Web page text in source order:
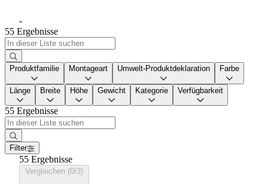
-
55 Ergebnisse
Produktfamilie Montageart Umwelt-Produktdeklaration Farbe
Länge Breite Höhe Gewicht Kategorie Verfügbarkeit
55 Ergebnisse
Filter
55 Ergebnisse